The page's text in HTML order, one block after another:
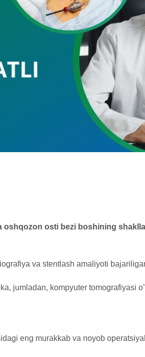
osti bezi boshining
va stentlash amaliyoti
jumladan, kompyuter tomografiyasi
eng murakkab va noyob